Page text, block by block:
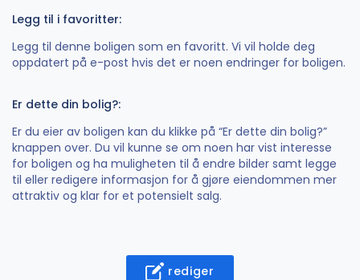
Legg til i favoritter:
Legg til denne boligen som en favoritt. Vi vil holde deg
oppdatert på e-post hvis det er noen endringer for boligen.
Er dette din bolig?:
Er du eier av boligen kan du klikke på “Er dette din bolig?”
knappen over. Du vil kunne se om noen har vist interesse
for boligen og ha muligheten til å endre bilder samt legge
til eller redigere informasjon for å gjøre eiendommen mer
attraktiv og klar for et potensielt salg.
rediger